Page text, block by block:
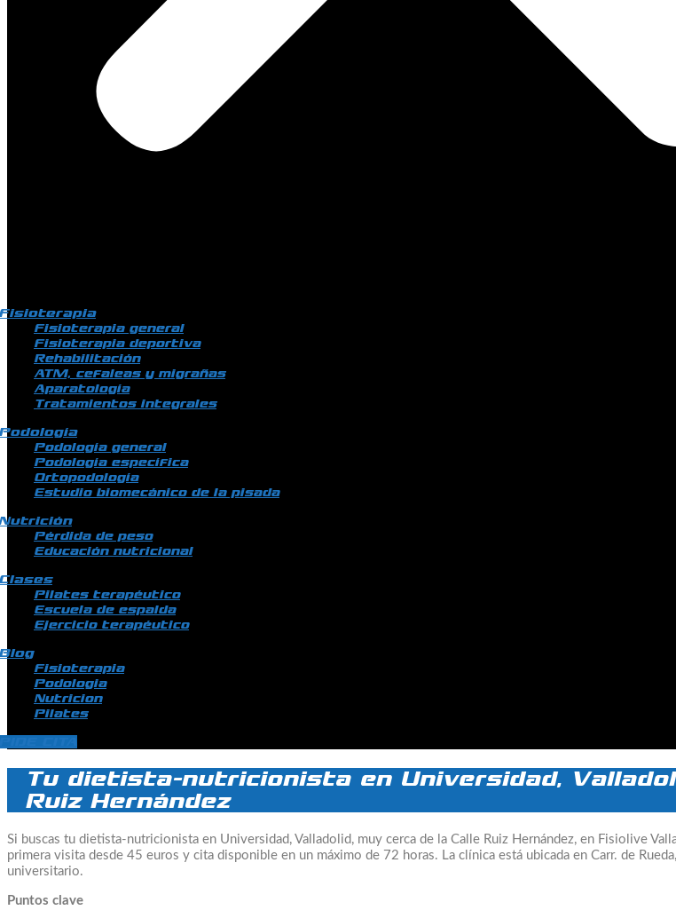
Fisioterapia general
Fisioterapia deportiva
Rehabilitación
ATM, cefaleas y migrañas
Aparatología
Tratamientos integrales
Podología general
Podología específica
Ortopodología
Estudio biomecánico de la pisada
Pérdida de peso
Educación nutricional
Pilates terapéutico
Escuela de espalda
Ejercicio terapéutico
Fisioterapia
Podologia
Nutricion
Pilates
Tu dietista-nutricionista en Universidad,
Ruiz Hernández
Si buscas tu dietista-nutricionista en Universidad, Valladolid, muy cerca de la Calle Ruiz Hernández, en Fisiolive
primera visita desde 45 euros y cita disponible en un máximo de 72 horas. La clínica está ubicada en Carr. de
universitario.
Puntos clave